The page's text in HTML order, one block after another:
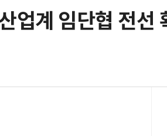
업계 임단협 전선